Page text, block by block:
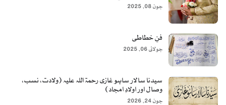
جون 08, 2025
فنِ خطاطی
جولائی 06, 2025
سیدنا سالار ساہو غازی رحمۃ اللہ علیہ (ولادت، نسب،
وصال اور اولادِ امجاد)
جون 24, 2026